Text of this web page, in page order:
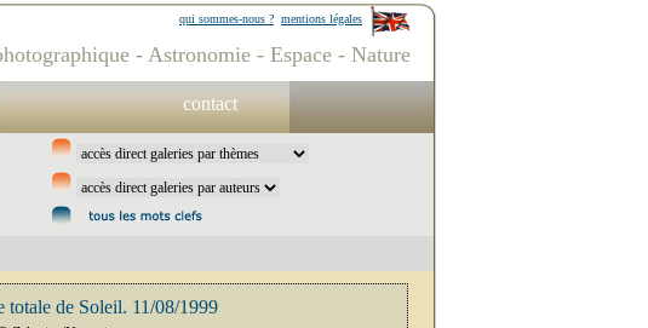
mentions légales
qui sommes-nous ?
- Astronomie - Espace - Nature
contact
totale de Soleil. 11/08/1999